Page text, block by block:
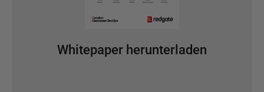
Whitepaper herunterladen